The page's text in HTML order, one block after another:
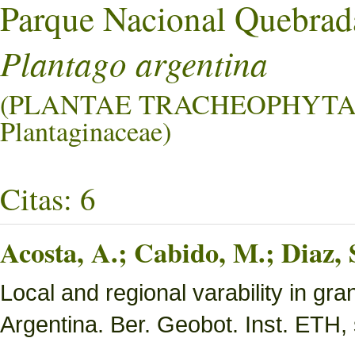
Parque Nacional
Plantago argentina
(PLANTAE
Plantaginaceae)
Citas: 6
Acosta, A.; Cabido, M.; Diaz,
Local and regional varability in
Argentina. Ber. Geobot. Inst.